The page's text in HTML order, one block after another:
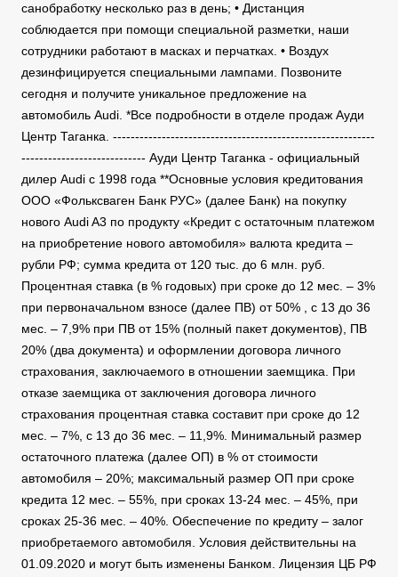
санобработку несколько раз в день; • Дистанция
соблюдается при помощи специальной разметки, наши
сотрудники работают в масках и перчатках. • Воздух
дезинфицируется специальными лампами. Позвоните
сегодня и получите уникальное предложение на
автомобиль Audi. *Все подробности в отделе продаж Ауди
Центр Таганка. -----------------------------------------------------------
---------------------------- Ауди Центр Таганка - официальный
дилер Audi с 1998 года **Основные условия кредитования
ООО «Фольксваген Банк РУС» (далее Банк) на покупку
нового Audi A3 по продукту «Кредит с остаточным платежом
на приобретение нового автомобиля» валюта кредита –
рубли РФ; сумма кредита от 120 тыс. до 6 млн. руб.
Процентная ставка (в % годовых) при сроке до 12 мес. – 3%
при первоначальном взносе (далее ПВ) от 50% , c 13 до 36
мес. – 7,9% при ПВ от 15% (полный пакет документов), ПВ
20% (два документа) и оформлении договора личного
страхования, заключаемого в отношении заемщика. При
отказе заемщика от заключения договора личного
страхования процентная ставка составит при сроке до 12
мес. – 7%, c 13 до 36 мес. – 11,9%. Минимальный размер
остаточного платежа (далее ОП) в % от стоимости
автомобиля – 20%; максимальный размер ОП при сроке
кредита 12 мес. – 55%, при сроках 13-24 мес. – 45%, при
сроках 25-36 мес. – 40%. Обеспечение по кредиту – залог
приобретаемого автомобиля. Условия действительны на
01.09.2020 и могут быть изменены Банком. Лицензия ЦБ РФ